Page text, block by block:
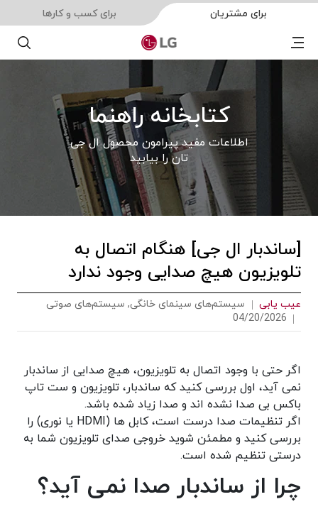
برای مشتریان برای کسب و کارها
Menu جستجو
کتابخانه راهنما
اطلاعات مفید پیرامون محصول ال جی
تان را بیابید
[ساندبار ال جی] هنگام اتصال به
تلویزیون هیچ صدایی وجود ندارد
عیب یابی
سیستم‌های سینمای خانگی, سیستم‌های صوتی
04/20/2026
اگر حتی با وجود اتصال به تلویزیون، هیچ صدایی از ساندبار
نمی آید، اول بررسی کنید که ساندبار، تلویزیون و ست تاپ
باکس بی صدا نشده اند و صدا زیاد شده باشد.
اگر تنظیمات صدا درست است، کابل ها (HDMI یا نوری) را
بررسی کنید و مطمئن شوید خروجی صدای تلویزیون شما به
درستی تنظیم شده است.
چرا از ساندبار صدا نمی آید؟